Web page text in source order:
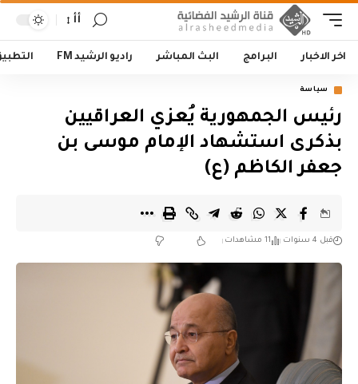
أأ
اخر الاخبار البرامج البث المباشر راديو الرشيد FM
سياسة
رئيس الجمهورية يُعزي العراقيين
بذكرى استشهاد الإمام موسى بن
جعفر الكاظم (ع)
قبل 4 سنوات 11 مشاهدات